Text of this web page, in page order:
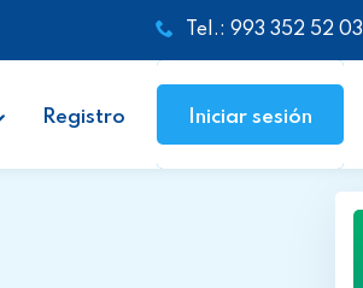
Tel.: 993 352 52 03
Registro Iniciar sesión